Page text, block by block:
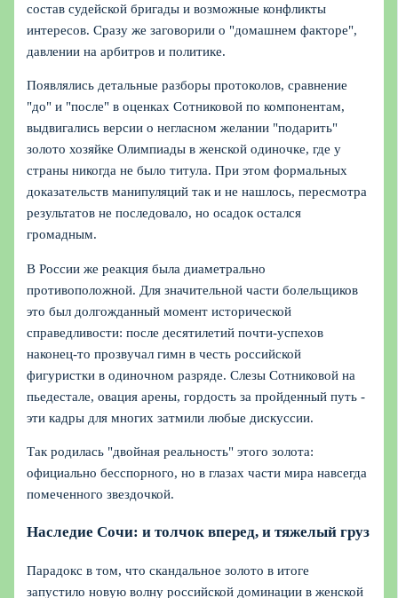
состав судейской бригады и возможные конфликты
интересов. Сразу же заговорили о "домашнем факторе",
давлении на арбитров и политике.
Появлялись детальные разборы протоколов, сравнение
"до" и "после" в оценках Сотниковой по компонентам,
выдвигались версии о негласном желании "подарить"
золото хозяйке Олимпиады в женской одиночке, где у
страны никогда не было титула. При этом формальных
доказательств манипуляций так и не нашлось, пересмотра
результатов не последовало, но осадок остался
громадным.
В России же реакция была диаметрально
противоположной. Для значительной части болельщиков
это был долгожданный момент исторической
справедливости: после десятилетий почти‑успехов
наконец‑то прозвучал гимн в честь российской
фигуристки в одиночном разряде. Слезы Сотниковой на
пьедестале, овация арены, гордость за пройденный путь -
эти кадры для многих затмили любые дискуссии.
Так родилась "двойная реальность" этого золота:
официально бесспорного, но в глазах части мира навсегда
помеченного звездочкой.
Наследие Сочи: и толчок вперед, и тяжелый груз
Парадокс в том, что скандальное золото в итоге
запустило новую волну российской доминации в женской